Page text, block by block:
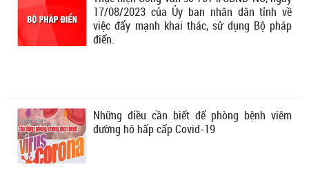
17/08/2023 của Ủy ban nhân dân tỉnh về
việc đẩy mạnh khai thác, sử dụng Bộ pháp
điển.
Những điều cần biết để phòng bệnh viêm
đường hô hấp cấp Covid-19